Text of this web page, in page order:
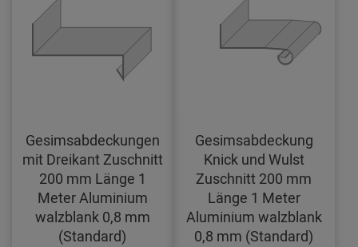
Gesimsabdeckungen
mit Dreikant Zuschnitt
200 mm Länge 1
Meter Aluminium
walzblank 0,8 mm
(Standard)
Gesimsabdeckung
Knick und Wulst
Zuschnitt 200 mm
Länge 1 Meter
Aluminium walzblank
0,8 mm (Standard)